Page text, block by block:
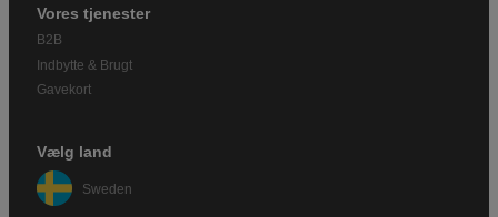
Vores tjenester
B2B
Indbytte & Brugt
Gavekort
Vælg land
Sweden